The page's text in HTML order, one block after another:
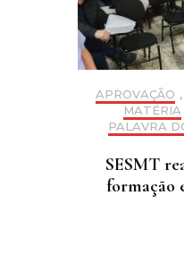
APROVAÇÃO ,
MATÉRIA
PALAVRA
SESMT
formação